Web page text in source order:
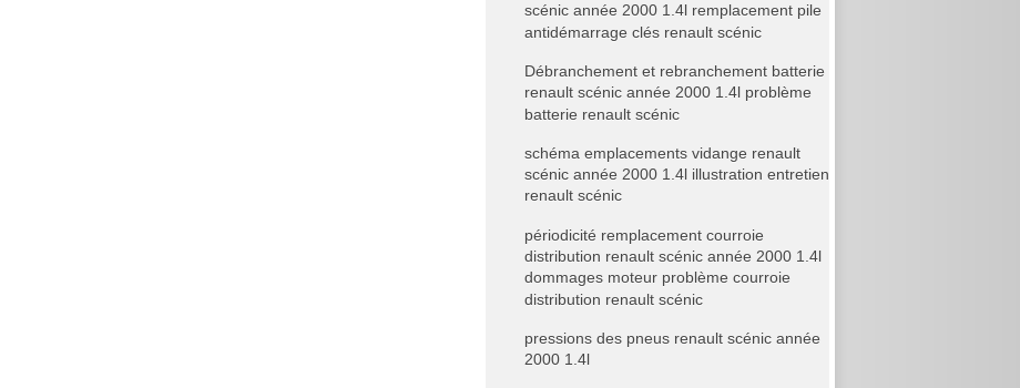
scénic année 2000 1.4l remplacement pile
antidémarrage clés renault scénic
Débranchement et rebranchement batterie
renault scénic année 2000 1.4l problème
batterie renault scénic
schéma emplacements vidange renault
scénic année 2000 1.4l illustration entretien
renault scénic
périodicité remplacement courroie
distribution renault scénic année 2000 1.4l
dommages moteur problème courroie
distribution renault scénic
pressions des pneus renault scénic année
2000 1.4l